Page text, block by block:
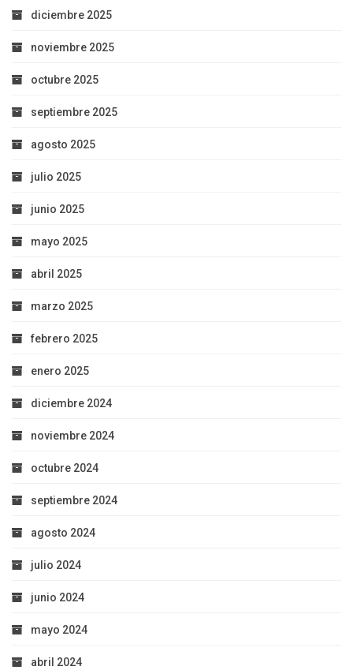
diciembre 2025
noviembre 2025
octubre 2025
septiembre 2025
agosto 2025
julio 2025
junio 2025
mayo 2025
abril 2025
marzo 2025
febrero 2025
enero 2025
diciembre 2024
noviembre 2024
octubre 2024
septiembre 2024
agosto 2024
julio 2024
junio 2024
mayo 2024
abril 2024